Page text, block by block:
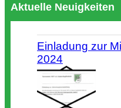
Aktuelle Neuigkeiten
Einladung zur
2024